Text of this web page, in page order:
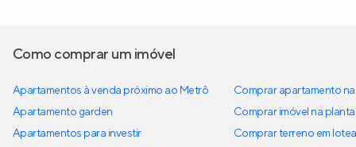
Como comprar um imóvel
Apartamentos à venda próximo ao Metrô
Apartamento garden
Apartamentos para investir
Comprar apartamento
Comprar imóvel na planta
Comprar terreno em